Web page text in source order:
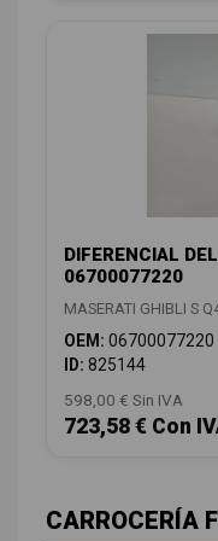
DIFERENCIAL
06700077220
MASERATI GHIBLI S
OEM: 06700077220
ID: 825144
598,00 € Sin IVA
723,58 € Con
CARROCERÍA